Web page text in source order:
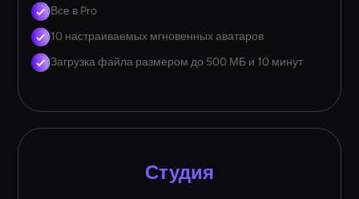
Все в Pro
10 настраиваемых мгновенных аватаров
Загрузка файла размером до 500 МБ и 10 минут
Студия